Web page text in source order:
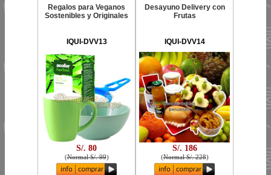
Regalos para Veganos
Sostenibles y Originales
IQUI-DVV13
S/. 80
(Normal S/. 99)
Desayuno Delivery con
Frutas
IQUI-DVV14
S/. 186
(Normal S/. 228)